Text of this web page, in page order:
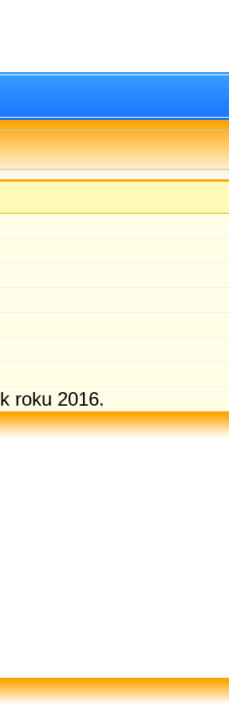
roku 2016.